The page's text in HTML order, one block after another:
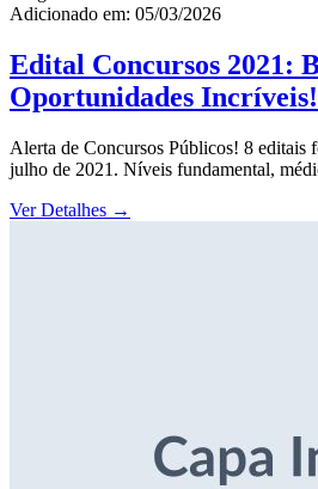
Adicionado em: 05/03/2026
Edital Concursos 2021:
Oportunidades Incríveis!
Alerta de Concursos Públicos! 8 editais
julho de 2021. Níveis fundamental,
Ver Detalhes →